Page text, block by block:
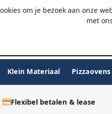
om je bezoek aan onze
met
Ma-Vr 09:00 - 18:00
Klein Materiaal
Flexibel betalen & lease